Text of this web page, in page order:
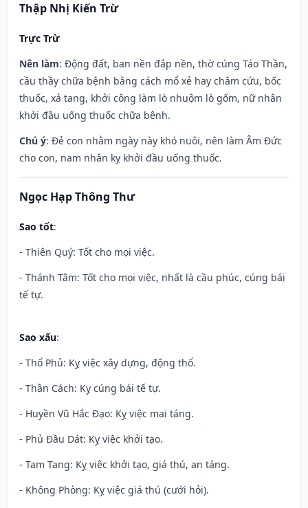
Thập Nhị Kiến Trừ
Trực Trừ
Nên làm: Động đất, ban nền đắp nền, thờ cúng Táo Thần,
cầu thầy chữa bệnh bằng cách mổ xẻ hay châm cứu, bốc
thuốc, xả tang, khởi công làm lò nhuộm lò gốm, nữ nhân
khởi đầu uống thuốc chữa bệnh.
Chú ý: Đẻ con nhằm ngày này khó nuôi, nên làm Âm Đức
cho con, nam nhân kỵ khởi đầu uống thuốc.
Ngọc Hạp Thông Thư
Sao tốt:
- Thiên Quý: Tốt cho mọi việc.
- Thánh Tâm: Tốt cho mọi việc, nhất là cầu phúc, cúng bái
tế tự.
Sao xấu:
- Thổ Phủ: Kỵ việc xây dựng, động thổ.
- Thần Cách: Kỵ cúng bái tế tự.
- Huyền Vũ Hắc Đạo: Kỵ việc mai táng.
- Phủ Đầu Dát: Kỵ việc khởi tạo.
- Tam Tang: Kỵ việc khởi tạo, giá thú, an táng.
- Không Phòng: Kỵ việc giá thú (cưới hỏi).